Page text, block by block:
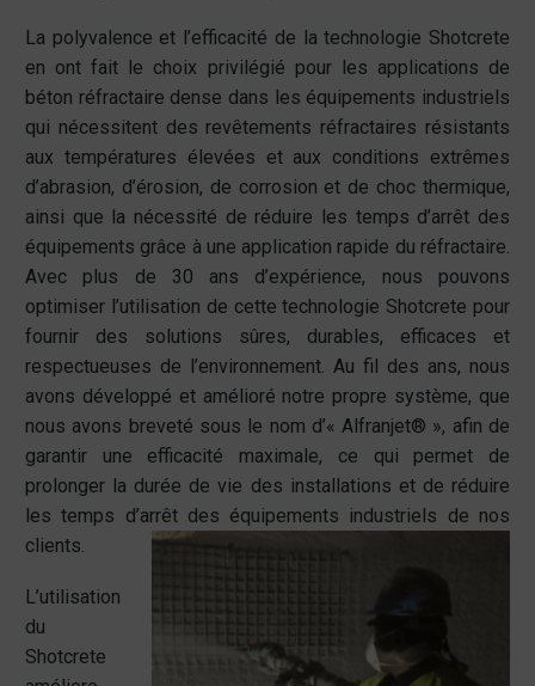
La polyvalence et l’efficacité de la technologie Shotcrete
en ont fait le choix privilégié pour les applications de
béton réfractaire dense dans les équipements industriels
qui nécessitent des revêtements réfractaires résistants
aux températures élevées et aux conditions extrêmes
d’abrasion, d’érosion, de corrosion et de choc thermique,
ainsi que la nécessité de réduire les temps d’arrêt des
équipements grâce à une application rapide du réfractaire.
Avec plus de 30 ans d’expérience, nous pouvons
optimiser l’utilisation de cette technologie Shotcrete pour
fournir des solutions sûres, durables, efficaces et
respectueuses de l’environnement. Au fil des ans, nous
avons développé et amélioré notre propre système, que
nous avons breveté sous le nom d’« Alfranjet® », afin de
garantir une efficacité maximale, ce qui permet de
prolonger la durée de vie des installations et de réduire
les temps d’arrêt des équipements industriels de nos
clients.
L’utilisation
du
Shotcrete